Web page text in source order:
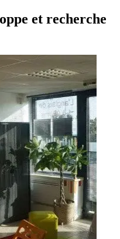
et recherche